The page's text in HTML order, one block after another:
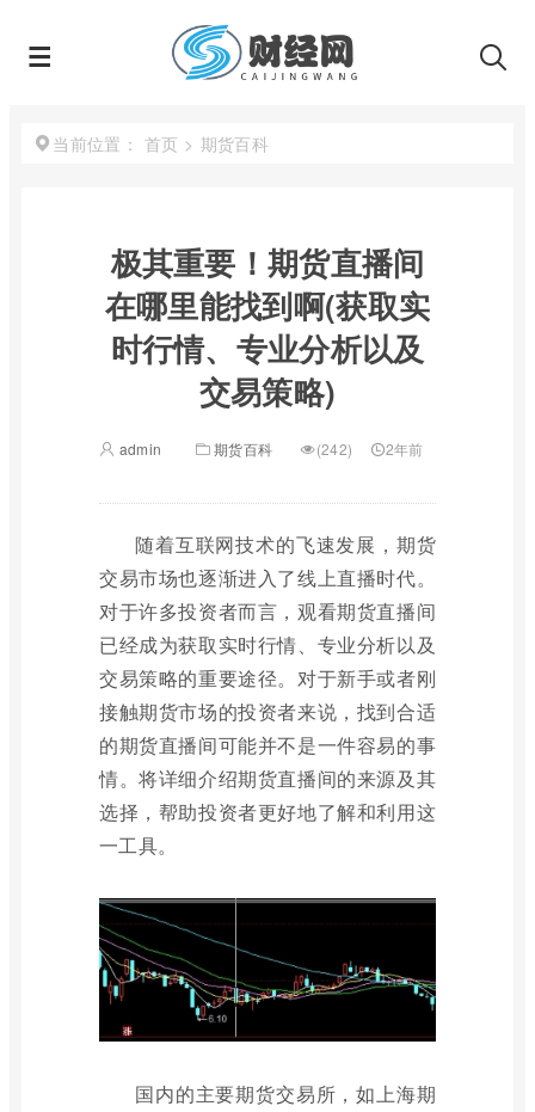
当前位置： 首页 > 期货百科
极其重要！期货直播间
在哪里能找到啊(获取实
时行情、专业分析以及
交易策略)
admin 期货百科 (242) 2年前
随着互联网技术的飞速发展，期货
交易市场也逐渐进入了线上直播时代。
对于许多投资者而言，观看期货直播间
已经成为获取实时行情、专业分析以及
交易策略的重要途径。对于新手或者刚
接触期货市场的投资者来说，找到合适
的期货直播间可能并不是一件容易的事
情。将详细介绍期货直播间的来源及其
选择，帮助投资者更好地了解和利用这
一工具。
国内的主要期货交易所，如上海期